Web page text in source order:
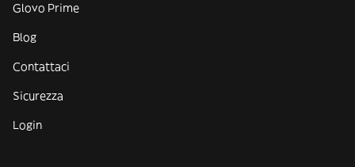
Glovo Prime
Blog
Contattaci
Sicurezza
Login